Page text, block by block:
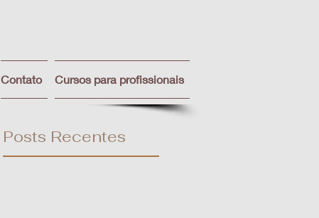
Contato Cursos para profissionais
Posts Recentes